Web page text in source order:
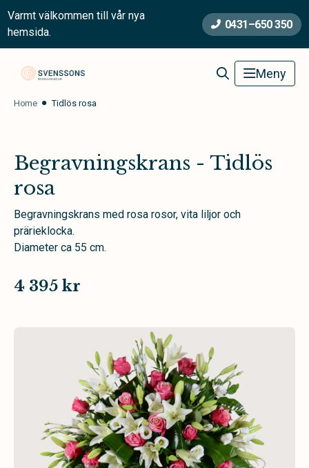
Varmt välkommen till vår nya
hemsida.
0431–650 350
Meny
Home Tidlös rosa
Begravningskrans - Tidlös
rosa
Begravningskrans med rosa rosor, vita liljor och
prärieklocka.
Diameter ca 55 cm.
4 395 kr